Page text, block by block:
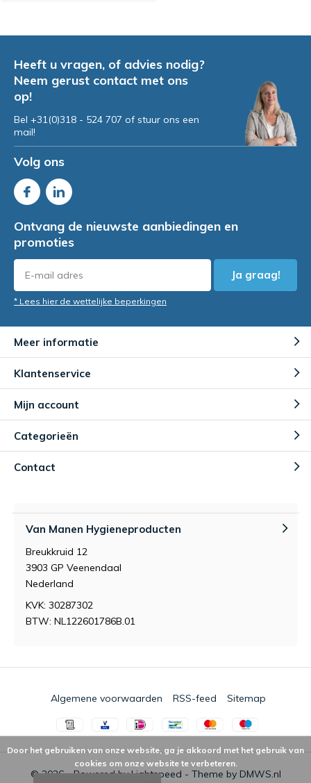
Heeft u vragen, of advies nodig?
Neem gerust contact met ons
op!
Bel +31(0)318 - 524 707 of stuur ons een
mail!
Volg ons
Ontvang de nieuwste aanbiedingen en
promoties
Ja graag!
* Lees hier de wettelijke beperkingen
Meer informatie
Klantenservice
Mijn account
Categorieën
Contact
Van Manen Hygieneproducten
Breukkruid 12
3903 GP Veenendaal
Nederland
KVK: 30287302
BTW: NL122601786B.01
© 2026 - Powered byLightspeed - Theme by DMWS.nl
Algemene voorwaarden RSS-feed Sitemap
Door het gebruiken van onze website, ga je akkoord met het gebruik van
cookies om onze website te verbeteren.